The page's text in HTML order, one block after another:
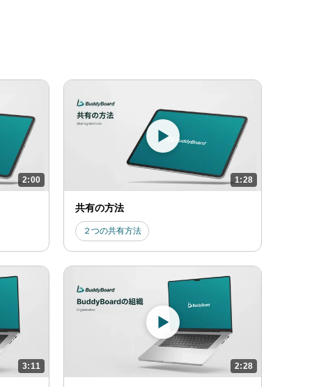
2:00 1:28
共有の方法
２つの共有方法
3:11 2:28